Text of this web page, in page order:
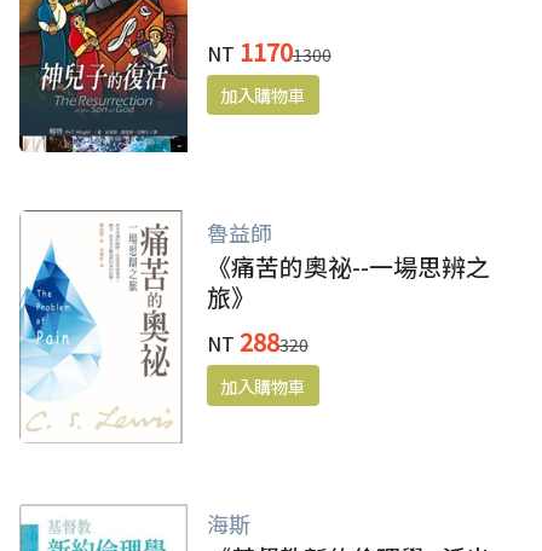
NT 11701300
魯益師
《痛苦的奧祕--一場思辨之
旅》
NT 288320
海斯